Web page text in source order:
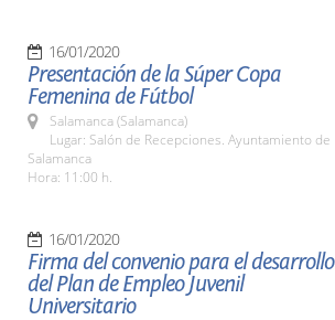
16/01/2020
Presentación de la Súper Copa
Femenina de Fútbol
Salamanca (Salamanca)
Lugar: Salón de Recepciones. Ayuntamiento de
Salamanca
Hora: 11:00 h.
16/01/2020
Firma del convenio para el desarrollo
del Plan de Empleo Juvenil
Universitario